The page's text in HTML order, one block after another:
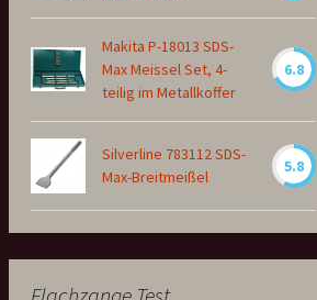
Makita P-18013 SDS-
Max Meissel Set, 4-
teilig im Metallkoffer
6.8
Silverline 783112 SDS-
Max-Breitmeißel
5.8